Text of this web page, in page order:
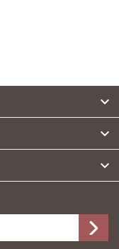


